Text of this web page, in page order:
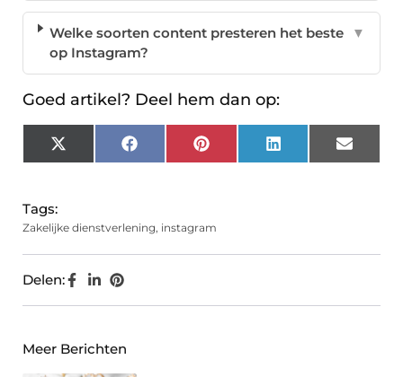
Welke soorten content presteren het beste
op Instagram?
▼
Goed artikel? Deel hem dan op:
X
(Twitter)
FacebookPinterest LinkedIn Email
Tags:
Zakelijke dienstverlening, instagram
Delen:
Meer Berichten